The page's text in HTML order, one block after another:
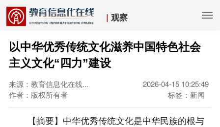
| 观察
以中华优秀传统文化滋养中国特色社会
主义文化“四力”建设
来源：教育信息化在线...
2026-04-15 10:25:49
作者：版权所有者
标签：新闻
【摘要】中华优秀传统文化是中华民族的根与